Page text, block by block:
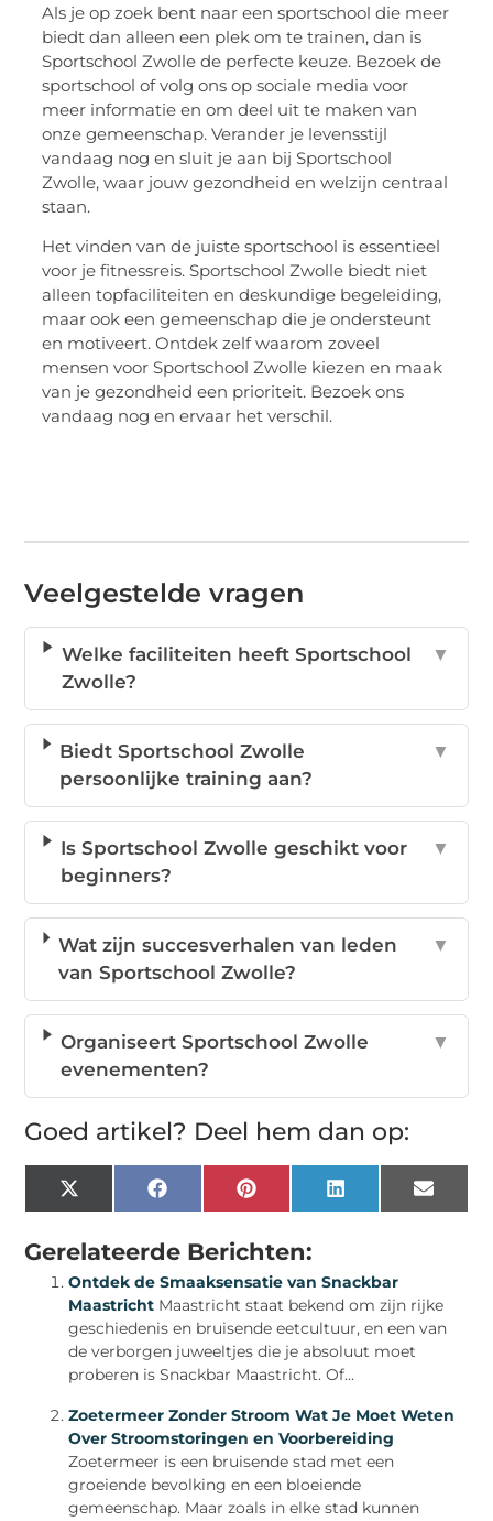
Als je op zoek bent naar een sportschool die meer
biedt dan alleen een plek om te trainen, dan is
Sportschool Zwolle de perfecte keuze. Bezoek de
sportschool of volg ons op sociale media voor
meer informatie en om deel uit te maken van
onze gemeenschap. Verander je levensstijl
vandaag nog en sluit je aan bij Sportschool
Zwolle, waar jouw gezondheid en welzijn centraal
staan.
Het vinden van de juiste sportschool is essentieel
voor je fitnessreis. Sportschool Zwolle biedt niet
alleen topfaciliteiten en deskundige begeleiding,
maar ook een gemeenschap die je ondersteunt
en motiveert. Ontdek zelf waarom zoveel
mensen voor Sportschool Zwolle kiezen en maak
van je gezondheid een prioriteit. Bezoek ons
vandaag nog en ervaar het verschil.
Veelgestelde vragen
Welke faciliteiten heeft Sportschool
Zwolle?
▼
Biedt Sportschool Zwolle
persoonlijke training aan?
▼
Is Sportschool Zwolle geschikt voor
beginners?
▼
Wat zijn succesverhalen van leden
van Sportschool Zwolle?
▼
Organiseert Sportschool Zwolle
evenementen?
▼
Goed artikel? Deel hem dan op:
X
(Twitter)
FacebookPinterestLinkedInEmail
Gerelateerde Berichten:
Ontdek de Smaaksensatie van Snackbar
Maastricht Maastricht staat bekend om zijn rijke
geschiedenis en bruisende eetcultuur, en een van
de verborgen juweeltjes die je absoluut moet
proberen is Snackbar Maastricht. Of...
Zoetermeer Zonder Stroom Wat Je Moet Weten
Over Stroomstoringen en Voorbereiding
Zoetermeer is een bruisende stad met een
groeiende bevolking en een bloeiende
gemeenschap. Maar zoals in elke stad kunnen